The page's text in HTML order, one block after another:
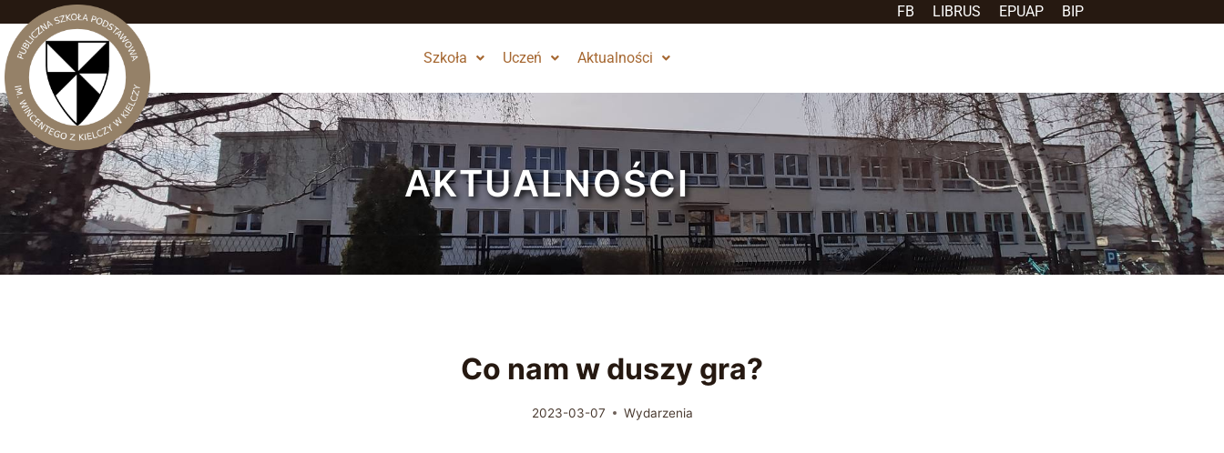
FB LIBRUS EPUAP BIP
Szkoła Uczeń Aktualności
AKTUALNOŚCI
Co nam w duszy gra?
2023-03-07 Wydarzenia